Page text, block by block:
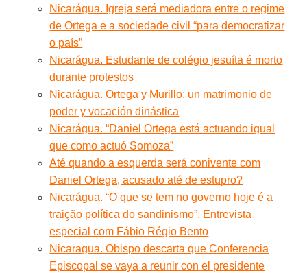
Nicarágua. Igreja será mediadora entre o regime
de Ortega e a sociedade civil “para democratizar
o país”
Nicarágua. Estudante de colégio jesuíta é morto
durante protestos
Nicarágua. Ortega y Murillo: un matrimonio de
poder y vocación dinástica
Nicarágua. “Daniel Ortega está actuando igual
que como actuó Somoza”
Até quando a esquerda será conivente com
Daniel Ortega, acusado até de estupro?
Nicarágua. “O que se tem no governo hoje é a
traição política do sandinismo”. Entrevista
especial com Fábio Régio Bento
Nicaragua. Obispo descarta que Conferencia
Episcopal se vaya a reunir con el presidente